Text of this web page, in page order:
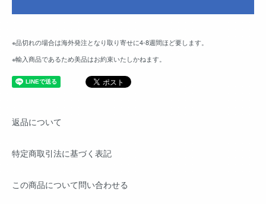
※品切れの場合は海外発注となり取り寄せに4-8週間ほど要します。
※輸入商品であるため美品はお約束いたしかねます。
返品について
特定商取引法に基づく表記
この商品について問い合わせる